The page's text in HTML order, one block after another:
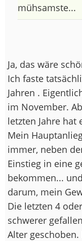
mühsamste...
Ja, das wäre
Ich faste
Jahren .
im November.
letzten Jahre hat
Mein
immer, neben
Einstieg in eine
bekommen...
darum, mein
Die letzten 4
schwerer
Alter